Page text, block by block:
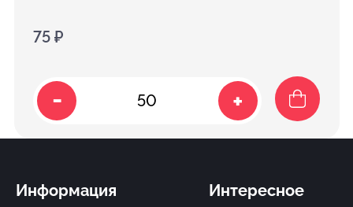
75 ₽
- +
Информация Интересное